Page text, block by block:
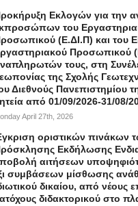
Εκλογών για την
του
(Ε.ΔΙ.Π) και του
Προσωπικού
τους, στη
της Σχολής
Διεθνούς Πανεπιστημίου
από 01/09/2026-31/08/
April 27th, 2026
οριστικών πινάκων
Εκδήλωσης
αιτήσεων
συμβάσεων μίσθωσης
δικαίου, από νέους
διδακτορικού στο